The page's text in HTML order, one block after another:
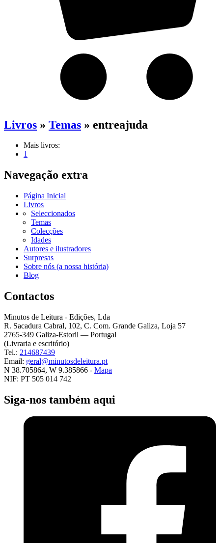
Livros » Temas » entreajuda
Mais livros:
1
Navegação extra
Página Inicial
Livros
Seleccionados
Temas
Colecções
Idades
Autores e ilustradores
Surpresas
Sobre nós (a nossa história)
Blog
Contactos
Minutos de Leitura - Edições, Lda
R. Sacadura Cabral, 102, C. Com. Grande Galiza, Loja 57
2765-349 Galiza-Estoril — Portugal
(Livraria e escritório)
Tel.: 214687439
Email: geral@minutosdeleitura.pt
N 38.705864, W 9.385866 - Mapa
NIF: PT 505 014 742
Siga-nos também aqui